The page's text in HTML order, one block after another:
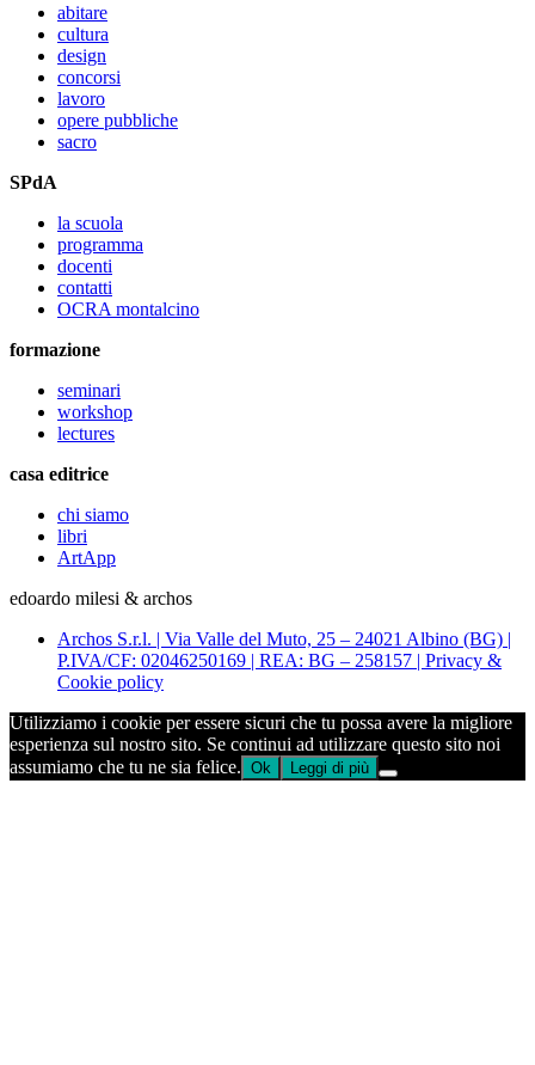
abitare
cultura
design
concorsi
lavoro
opere pubbliche
sacro
SPdA
la scuola
programma
docenti
contatti
OCRA montalcino
formazione
seminari
workshop
lectures
casa editrice
chi siamo
libri
ArtApp
edoardo milesi & archos
Archos S.r.l. | Via Valle del Muto, 25 – 24021 Albino (BG) |
P.IVA/CF: 02046250169 | REA: BG – 258157 | Privacy &
Cookie policy
Utilizziamo i cookie per essere sicuri che tu possa avere la migliore
esperienza sul nostro sito. Se continui ad utilizzare questo sito noi
assumiamo che tu ne sia felice. Ok Leggi di più